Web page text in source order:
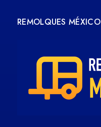
REMOLQUES MÉXICO